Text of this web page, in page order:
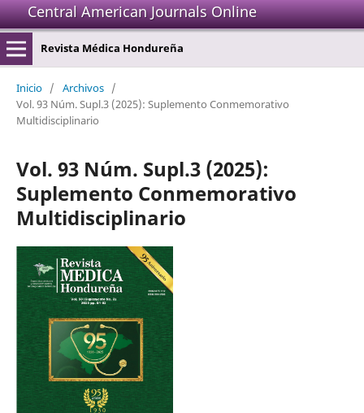
Central American Journals Online
Revista Médica Hondureña
Inicio / Archivos /
Vol. 93 Núm. Supl.3 (2025): Suplemento Conmemorativo
Multidisciplinario
Vol. 93 Núm. Supl.3 (2025):
Suplemento Conmemorativo
Multidisciplinario